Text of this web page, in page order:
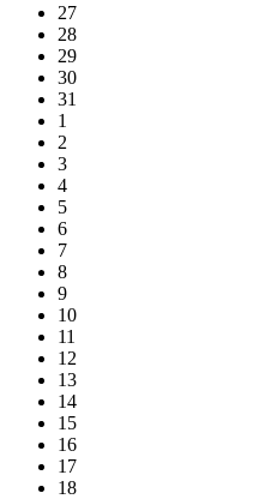
27
28
29
30
31
1
2
3
4
5
6
7
8
9
10
11
12
13
14
15
16
17
18